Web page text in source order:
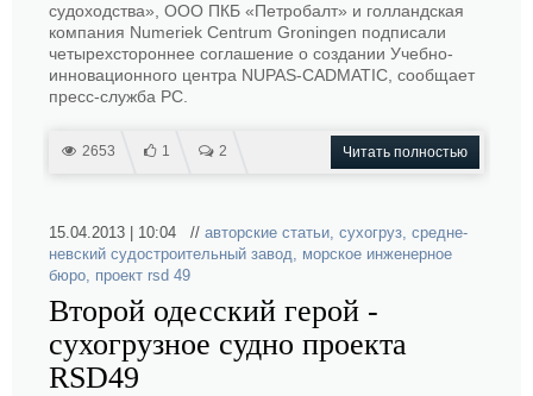
судоходства», ООО ПКБ «Петробалт» и голландская
компания Numeriek Centrum Groningen подписали
четырехстороннее соглашение о создании Учебно-
инновационного центра NUPAS-CADMATIC, сообщает
пресс-служба РС.
2653 1 2 Читать полностью
15.04.2013 | 10:04 // авторские статьи, сухогруз, средне-
невский судостроительный завод, морское инженерное
бюро, проект rsd 49
Второй одесский герой -
сухогрузное судно проекта
RSD49